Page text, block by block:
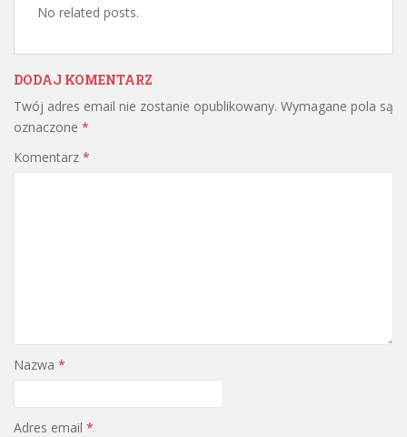
No related posts.
DODAJ KOMENTARZ
Twój adres email nie zostanie opublikowany. Wymagane pola są
oznaczone *
Komentarz *
Nazwa *
Adres email *